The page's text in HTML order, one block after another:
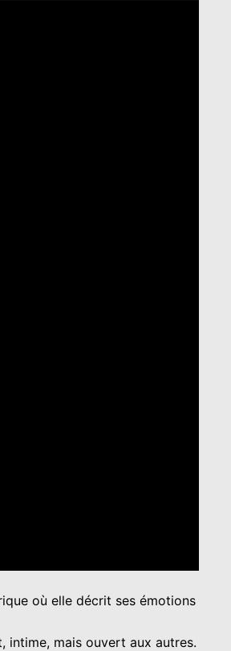
où elle décrit ses émotions
intime, mais ouvert aux autres.